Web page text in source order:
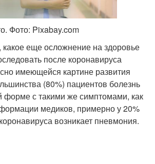
Фото: Pixabay.com
какое еще осложнение на здоровье
после коронавируса
имеющейся картине развития
(80%) пациентов болезнь
форме с такими же симптомами, как
медиков, примерно у 20%
возникает пневмония.